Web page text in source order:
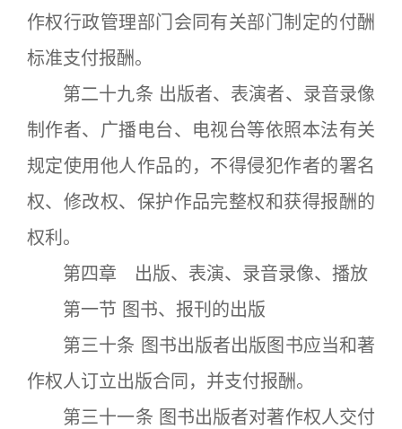
作权行政管理部门会同有关部门制定的付酬
标准支付报酬。
第二十九条 出版者、表演者、录音录像
制作者、广播电台、电视台等依照本法有关
规定使用他人作品的，不得侵犯作者的署名
权、修改权、保护作品完整权和获得报酬的
权利。
第四章 出版、表演、录音录像、播放
第一节 图书、报刊的出版
第三十条 图书出版者出版图书应当和著
作权人订立出版合同，并支付报酬。
第三十一条 图书出版者对著作权人交付